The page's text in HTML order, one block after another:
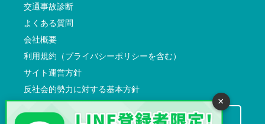
交通事故診断
よくある質問
会社概要
利用規約（プライバシーポリシーを含む）
サイト運営方針
反社会的勢力に対する基本方針
交通事故病院サーチに掲載希望の先生方へ
×